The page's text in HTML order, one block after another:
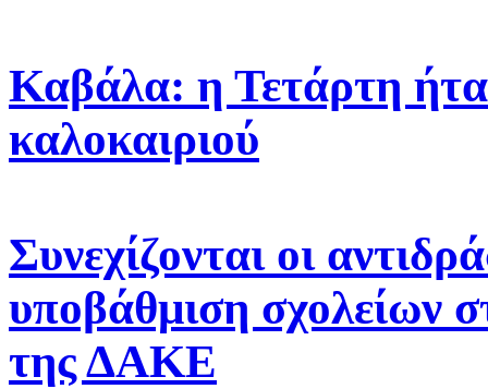
Καβάλα: η Τετάρτη
καλοκαιριού
Συνεχίζονται οι
υποβάθμιση σχολείων
της ΔΑΚΕ